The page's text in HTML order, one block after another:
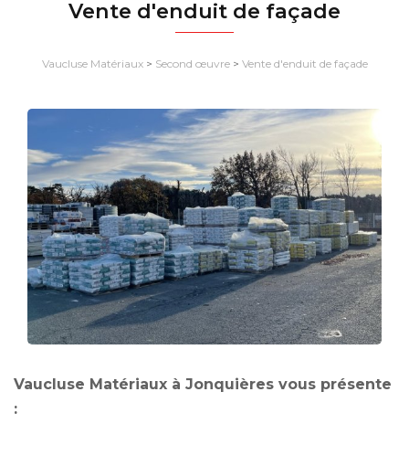
Vente d'enduit de façade
Vaucluse Matériaux> Second œuvre> Vente d'enduit de façade
Vaucluse Matériaux à Jonquières vous présente
: